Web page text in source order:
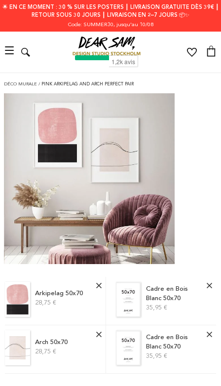
🌟 EN CE MOMENT : 30 % SUR LES POSTERS ┃ LIVRAISON GRATUITE DÈS 39€ ┃
RETOUR SOUS 30 JOURS ┃ LIVRAISON EN 2–7 JOURS 📦✨
Code: SUMMER30, jusqu'au 10/08
DÉCO MURALE / PINK ARKIPELAG AND ARCH PERFECT PAIR
Arkipelag 50x70
28,75 €
Cadre en Bois
Blanc 50x70
35,95 €
Arch 50x70
28,75 €
Cadre en Bois
Blanc 50x70
35,95 €